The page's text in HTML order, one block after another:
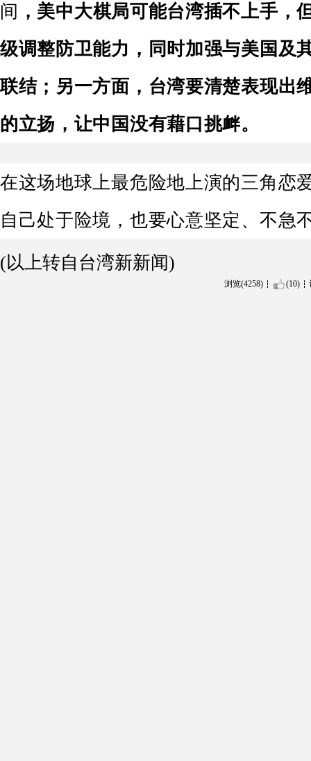
间 ，美中大棋局可能台湾插不上手，
级调整防卫能力，同时加强与美国及
联结；另一方面，台湾要清楚表现出
的立扬，让中国没有藉口挑衅。
在这场地球上最危险地上演的三角恋
自己处于险境，也要心意坚定、不急
(以上转自台湾新新闻)
浏览(4258) (10)